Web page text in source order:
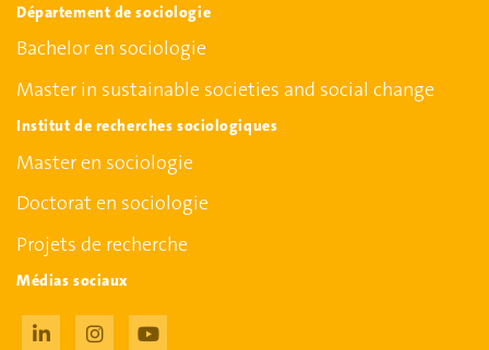
Département de sociologie
Bachelor en sociologie
Master in sustainable societies and social change
Institut de recherches sociologiques
Master en sociologie
Doctorat en sociologie
Projets de recherche
Médias sociaux